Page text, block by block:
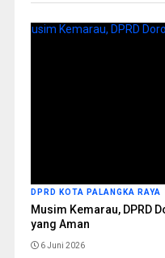
DPRD KOTA PALANGKA RAYA
Musim Kemarau, DPRD
yang Aman
6 Juni 2026